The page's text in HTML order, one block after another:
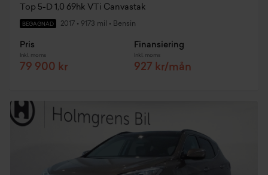
Top 5-D 1,0 69hk VTi Canvastak
BEGAGNAD 2017 • 9173 mil • Bensin
Pris
Inkl. moms
79 900 kr
Finansiering
Inkl. moms
927 kr/mån